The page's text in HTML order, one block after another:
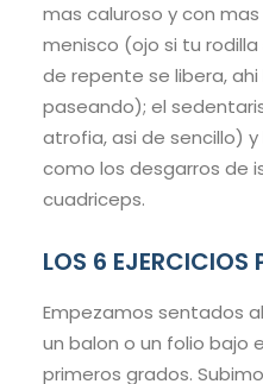
mas caluroso y con
menisco (ojo si tu
de repente se libera,
paseando); el
atrofia, asi de sencillo)
como los desgarros de
cuadriceps.
LOS 6 EJERCICIOS
Empezamos sentados
un balon o un folio bajo
primeros grados.